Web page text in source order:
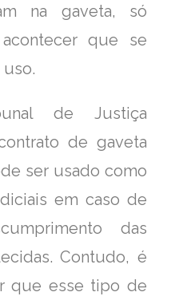
na gaveta, só
que se
de Justiça
de gaveta
ser usado como
em caso de
das
Contudo, é
que esse tipo de